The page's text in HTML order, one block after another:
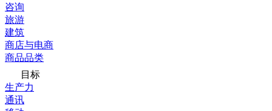
咨询
旅游
建筑
商店与电商
商品品类
目标
生产力
通讯